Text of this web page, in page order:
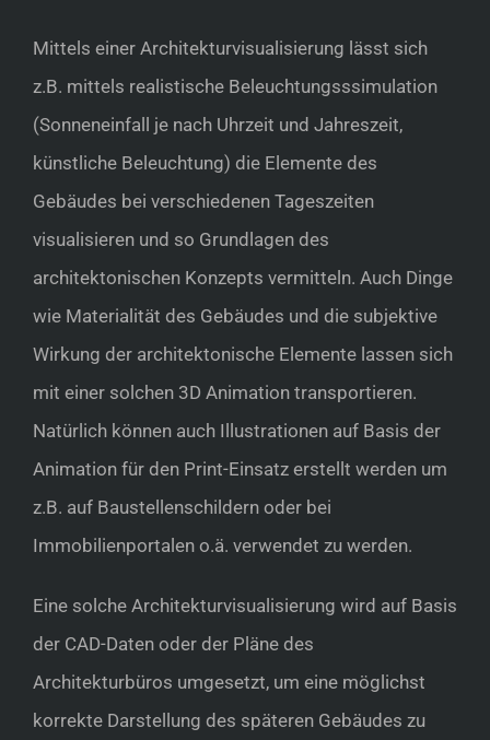
Mittels einer Architekturvisualisierung lässt sich
z.B. mittels realistische Beleuchtungsssimulation
(Sonneneinfall je nach Uhrzeit und Jahreszeit,
künstliche Beleuchtung) die Elemente des
Gebäudes bei verschiedenen Tageszeiten
visualisieren und so Grundlagen des
architektonischen Konzepts vermitteln. Auch Dinge
wie Materialität des Gebäudes und die subjektive
Wirkung der architektonische Elemente lassen sich
mit einer solchen 3D Animation transportieren.
Natürlich können auch Illustrationen auf Basis der
Animation für den Print-Einsatz erstellt werden um
z.B. auf Baustellenschildern oder bei
Immobilienportalen o.ä. verwendet zu werden.
Eine solche Architekturvisualisierung wird auf Basis
der CAD-Daten oder der Pläne des
Architekturbüros umgesetzt, um eine möglichst
korrekte Darstellung des späteren Gebäudes zu